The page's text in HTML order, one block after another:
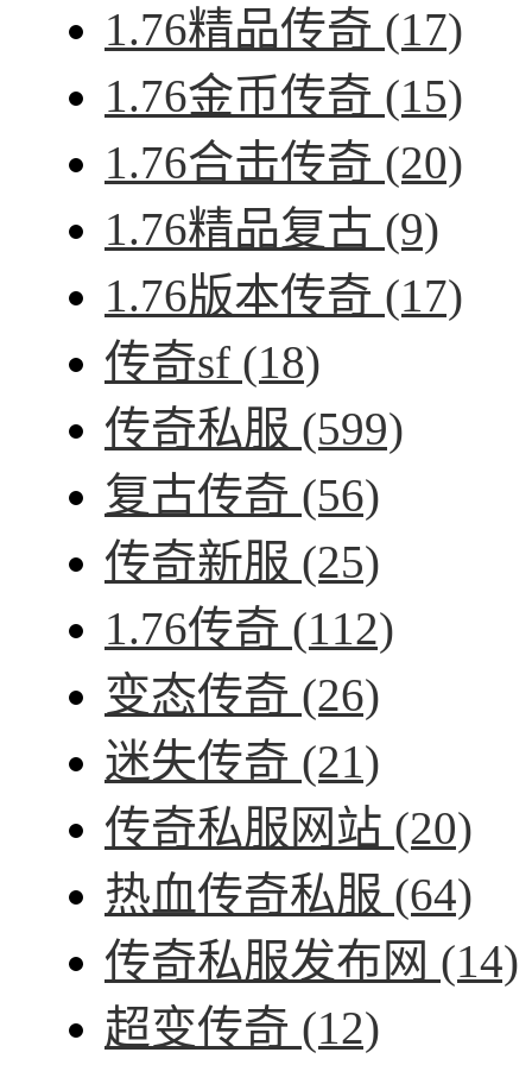
1.76精品传奇 (17)
1.76金币传奇 (15)
1.76合击传奇 (20)
1.76精品复古 (9)
1.76版本传奇 (17)
传奇sf (18)
传奇私服 (599)
复古传奇 (56)
传奇新服 (25)
1.76传奇 (112)
变态传奇 (26)
迷失传奇 (21)
传奇私服网站 (20)
热血传奇私服 (64)
传奇私服发布网 (14)
超变传奇 (12)